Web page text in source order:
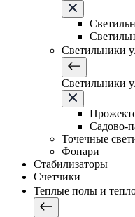
Светильники
Светильники
Садово-
Точечные
Фонари
Стабилизаторы
Счетчики
Теплые полы и